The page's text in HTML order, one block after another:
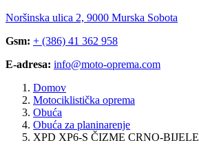
Noršinska ulica 2, 9000 Murska Sobota
Gsm: + (386) 41 362 958
E-adresa: info@moto-oprema.com
Domov
Motociklistička oprema
Obuća
Obuća za planinarenje
XPD XP6-S ČIZME CRNO-BIJELE